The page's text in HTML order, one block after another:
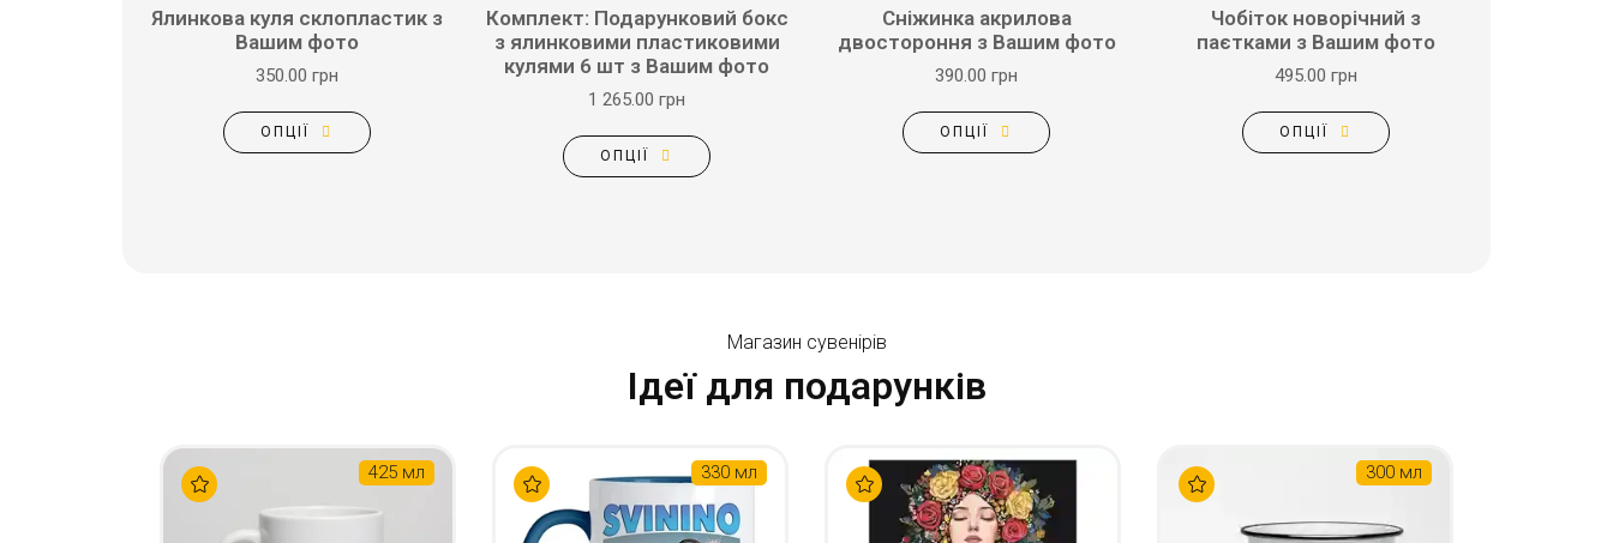
Ялинкова куля склопластик з
Вашим фото
350.00 грн
ОПЦІЇ
Комплект: Подарунковий бокс
з ялинковими пластиковими
кулями 6 шт з Вашим фото
1 265.00 грн
ОПЦІЇ
Сніжинка акрилова
двостороння з Вашим фото
390.00 грн
ОПЦІЇ
Чобіток новорічний з
паєтками з Вашим фото
495.00 грн
ОПЦІЇ
Магазин сувенірів
Ідеї для подарунків
425 мл 330 мл 300 мл